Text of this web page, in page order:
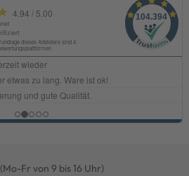
(Mo-Fr von 9 bis 16 Uhr)